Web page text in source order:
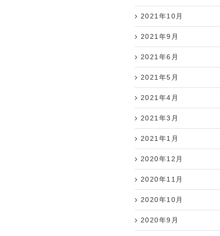
2021年10月
2021年9月
2021年6月
2021年5月
2021年4月
2021年3月
2021年1月
2020年12月
2020年11月
2020年10月
2020年9月